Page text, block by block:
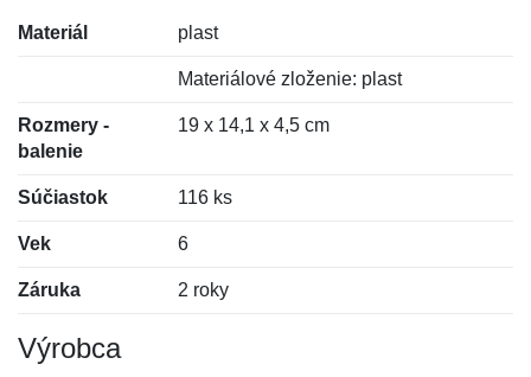
Materiál plast
Materiálové zloženie: plast
Rozmery -
balenie
19 x 14,1 x 4,5 cm
Súčiastok 116 ks
Vek 6
Záruka 2 roky
Výrobca